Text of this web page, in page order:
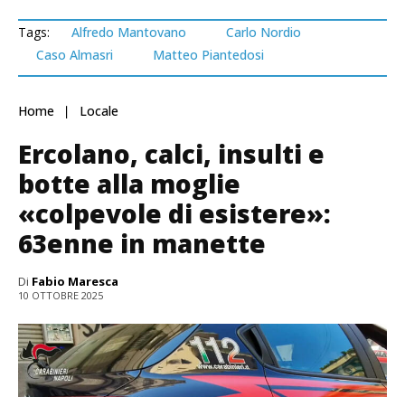
Tags: Alfredo Mantovano
Carlo Nordio
Caso Almasri
Matteo Piantedosi
Home Locale
Ercolano, calci, insulti e
botte alla moglie
«colpevole di esistere»:
63enne in manette
Di Fabio Maresca
10 OTTOBRE 2025